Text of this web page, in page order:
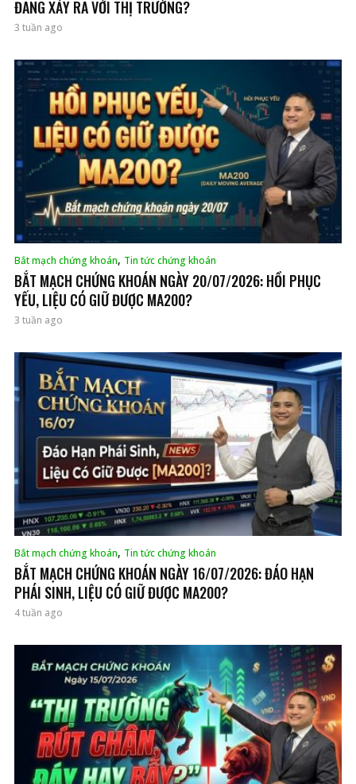
ĐANG XẢY RA VỚI THỊ TRƯỜNG?
3 tuần ago
Bắt mạch chứng khoán, Tin tức chứng khoán
BẮT MẠCH CHỨNG KHOÁN NGÀY 20/07/2026: HỒI PHỤC
YẾU, LIỆU CÓ GIỮ ĐƯỢC MA200?
3 tuần ago
Bắt mạch chứng khoán, Tin tức chứng khoán
BẮT MẠCH CHỨNG KHOÁN NGÀY 16/07/2026: ĐÁO HẠN
PHÁI SINH, LIỆU CÓ GIỮ ĐƯỢC MA200?
4 tuần ago